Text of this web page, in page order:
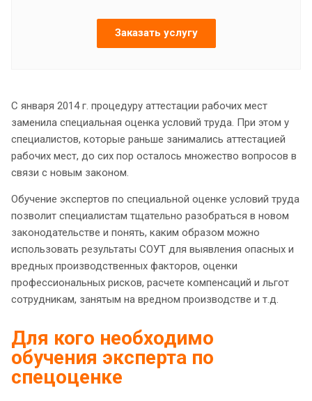
Заказать услугу
С января 2014 г. процедуру аттестации рабочих мест
заменила специальная оценка условий труда. При этом у
специалистов, которые раньше занимались аттестацией
рабочих мест, до сих пор осталось множество вопросов в
связи с новым законом.
Обучение экспертов по специальной оценке условий труда
позволит специалистам тщательно разобраться в новом
законодательстве и понять, каким образом можно
использовать результаты СОУТ для выявления опасных и
вредных производственных факторов, оценки
профессиональных рисков, расчете компенсаций и льгот
сотрудникам, занятым на вредном производстве и т.д.
Для кого необходимо
обучения эксперта по
спецоценке